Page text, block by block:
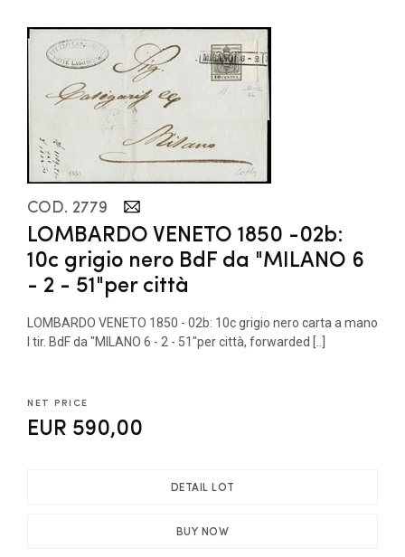
COD. 2779
LOMBARDO VENETO 1850 -02b:
10c grigio nero BdF da "MILANO 6
- 2 - 51"per città
LOMBARDO VENETO 1850 - 02b: 10c grigio nero carta a mano
I tir. BdF da "MILANO 6 - 2 - 51"per città, forwarded [..]
NET PRICE
EUR 590,00
DETAIL LOT
BUY NOW